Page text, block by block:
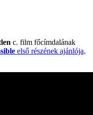
c. film főcímdalának
első részének ajánlója,